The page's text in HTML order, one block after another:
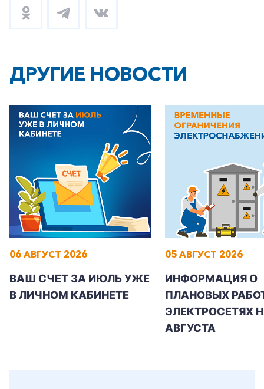
+7-800-700-24-57
Частным клиентам
ДРУГИЕ НОВОСТИ
06 АВГУСТ 2026
ВАШ СЧЕТ ЗА ИЮЛЬ УЖЕ
В ЛИЧНОМ КАБИНЕТЕ
05 АВГУСТ 2026
ИНФОРМАЦИЯ О
ПЛАНОВЫХ
ЭЛЕКТРОСЕТЯХ
АВГУСТА